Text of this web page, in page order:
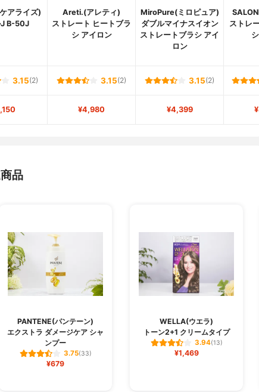
アライズ)
J B-50J
Areti.(アレティ)
ストレート ヒートブラ
シ アイロン
MiroPure(ミロピュア)
ダブルマイナスイオン
ストレートブラシ アイ
ロン
ストレ
3.15(2) 3.15(2) 3.15(2)
¥4,980 ¥4,399
品
PANTENE(パンテーン)
エクストラ ダメージケア シャ
ンプー
3.75(33)
¥679
WELLA(ウエラ)
トーン2+1 クリームタイプ
3.94(13)
¥1,469